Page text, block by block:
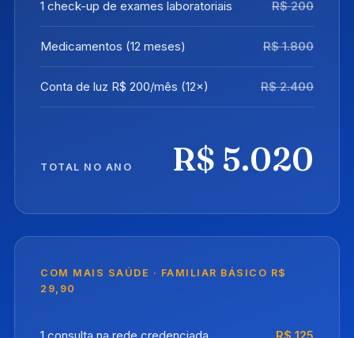
1 check-up de exames laboratoriais R$ 200
Medicamentos (12 meses) R$ 1.800
Conta de luz R$ 200/mês (12×) R$ 2.400
TOTAL NO ANO R$ 5.020
COM MAIS SAÚDE · FAMILIAR BÁSICO R$
29,90